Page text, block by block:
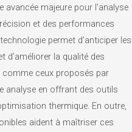
avancée majeure pour l’analyse
et des performances
permet d’anticiper les
d’améliorer la qualité des
ceux proposés par
analyse en offrant des outils
thermique. En outre,
aident à maîtriser ces